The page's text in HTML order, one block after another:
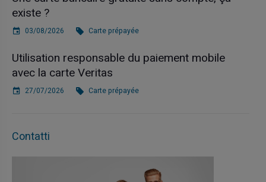
existe ?
03/08/2026 Carte prépayée
Utilisation responsable du paiement mobile
avec la carte Veritas
27/07/2026 Carte prépayée
Contatti